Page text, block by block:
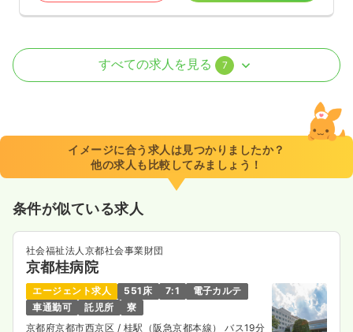
ICU系 正看護師
8:30～17:00（休憩60分）
4週8休以上
担当業務未経験可
ブランク可
救急外来正看護師 一般病院
すべての求人を見る 7
イメージに合う求人は見つかりましたか？
他の求人も比較してみましょう！
条件が似ている求人
社会福祉法人京都社会事業財団
京都桂病院
エージェント求人 551床 7:1
電子カルテ
車通勤可
託児所
寮
京都府京都市西京区 / 桂駅（阪急京都本線） バス19分